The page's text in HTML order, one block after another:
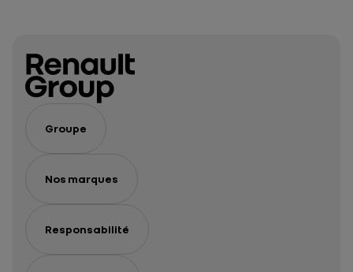
Groupe
Nos marques
Responsabilité